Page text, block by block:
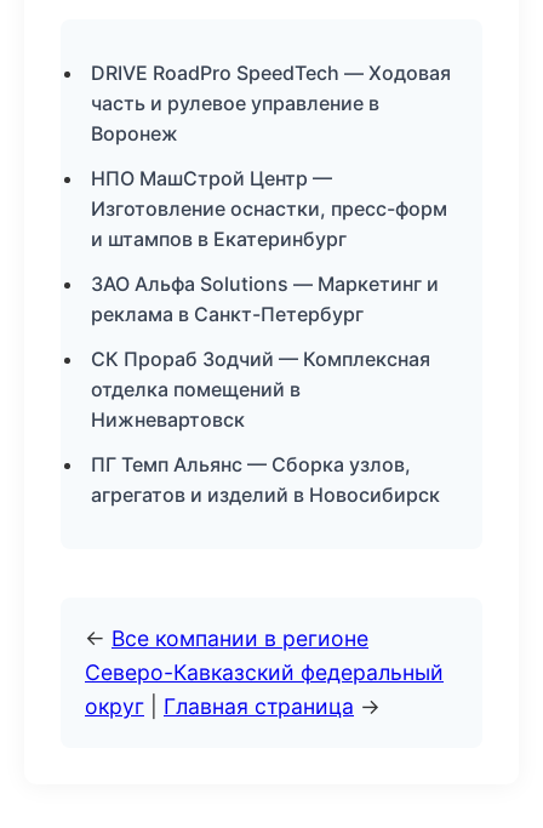
DRIVE RoadPro SpeedTech — Ходовая
часть и рулевое управление в
Воронеж
НПО МашСтрой Центр —
Изготовление оснастки, пресс-форм
и штампов в Екатеринбург
ЗАО Альфа Solutions — Маркетинг и
реклама в Санкт-Петербург
СК Прораб Зодчий — Комплексная
отделка помещений в
Нижневартовск
ПГ Темп Альянс — Сборка узлов,
агрегатов и изделий в Новосибирск
← Все компании в регионе
Северо-Кавказский федеральный
округ
Главная страница →